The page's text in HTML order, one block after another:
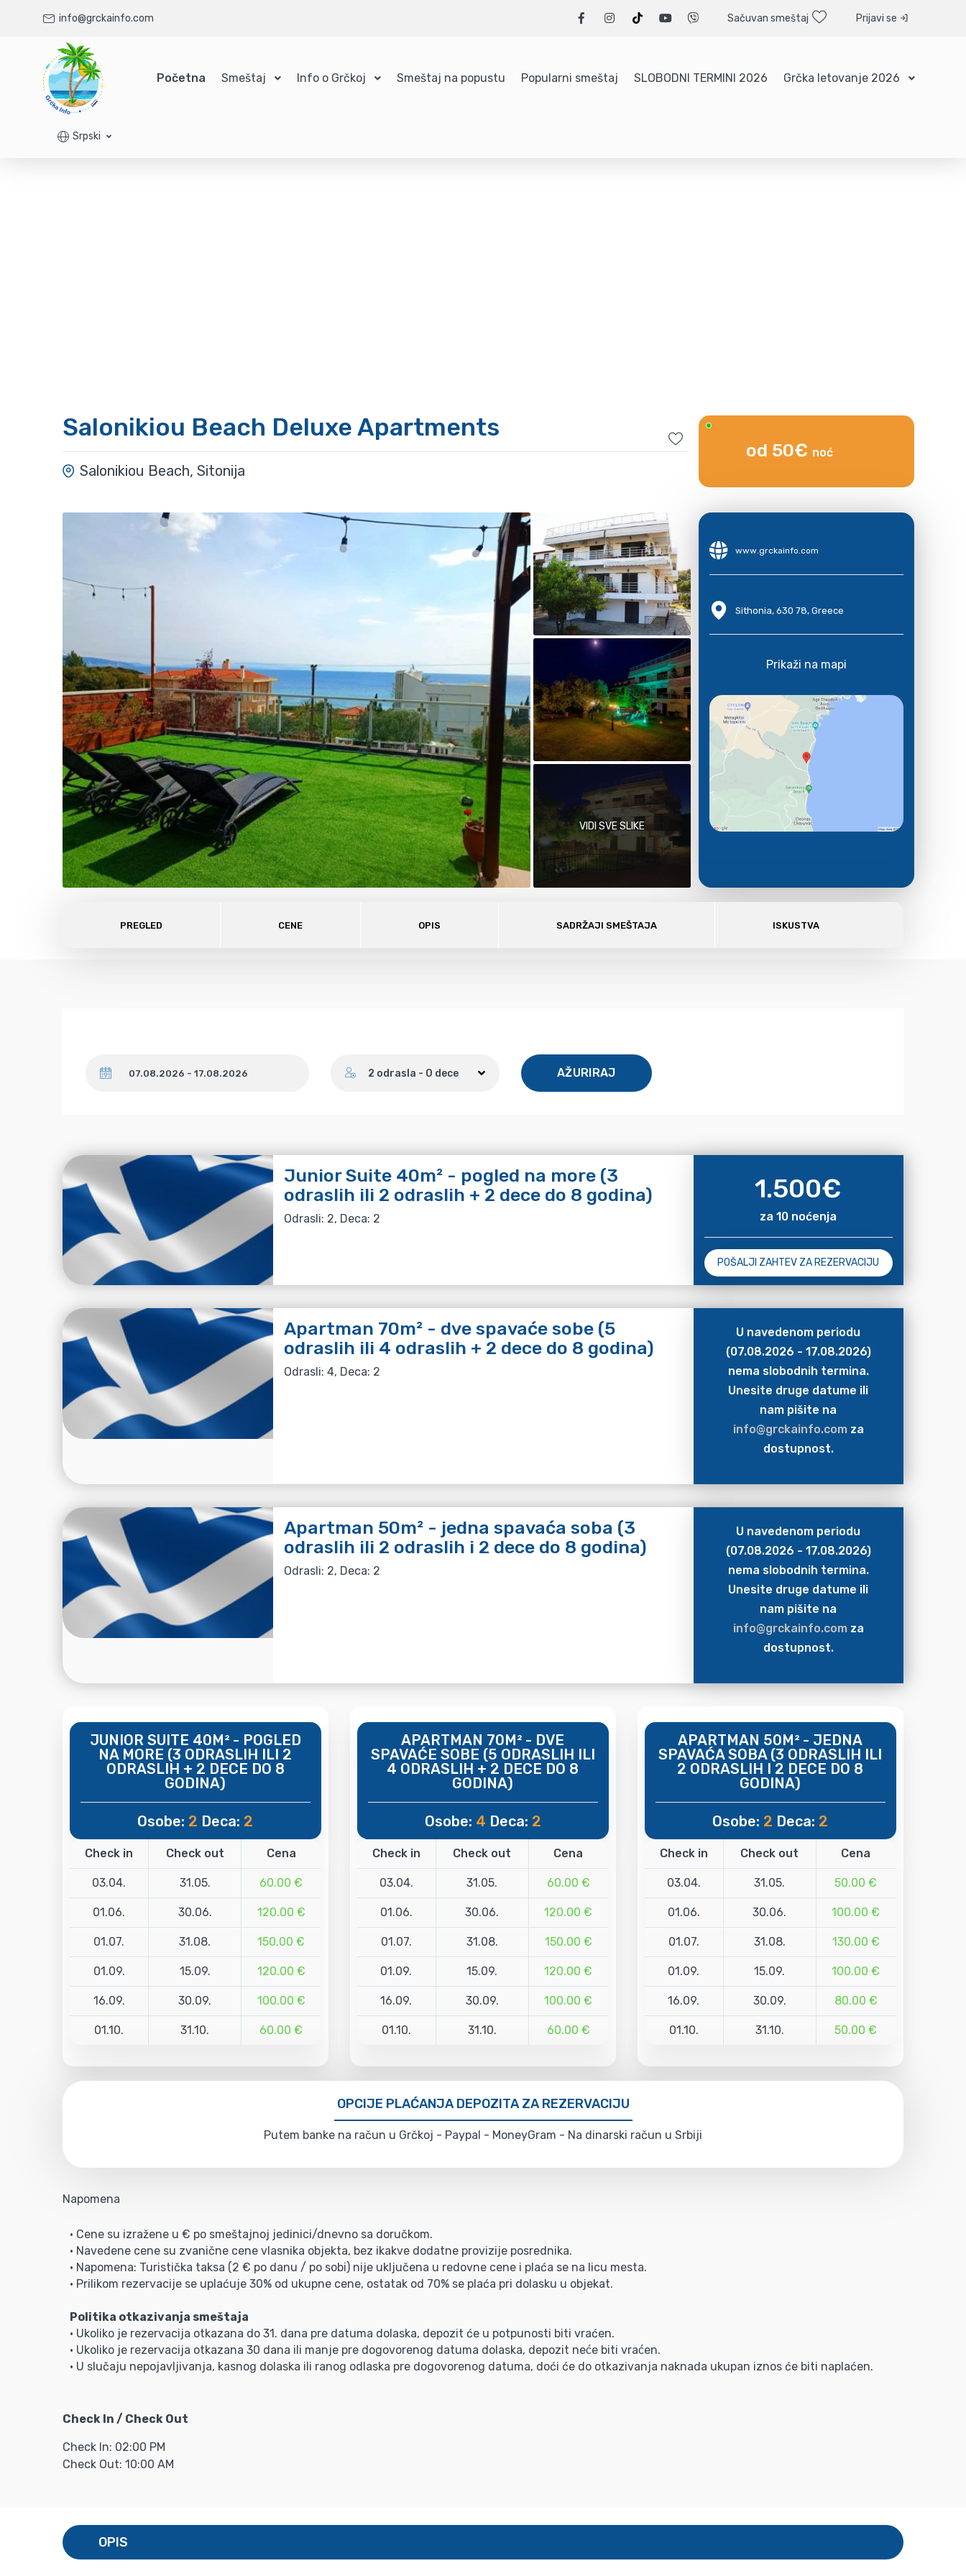
info@grckainfo.com Sačuvan smeštaj Prijavi se
Početna Smeštaj Info o Grčkoj Smeštaj na popustu Popularni smeštaj SLOBODNI TERMINI 2026 Grčka letovanje 2026
Srpski
Salonikiou Beach Deluxe Apartments
Salonikiou Beach, Sitonija
od 50€ noć
VIDI SVE SLIKE
www.grckainfo.com
Sithonia, 630 78, Greece
Prikaži na mapi
PREGLED CENE OPIS SADRŽAJI SMEŠTAJA ISKUSTVA
2 odrasla - 0 dece AŽURIRAJ
Junior Suite 40m² - pogled na more (3
odraslih ili 2 odraslih + 2 dece do 8 godina)
Odrasli: 2, Deca: 2
1.500€
za 10 noćenja
POŠALJI ZAHTEV ZA REZERVACIJU
Apartman 70m² - dve spavaće sobe (5
odraslih ili 4 odraslih + 2 dece do 8 godina)
Odrasli: 4, Deca: 2
U navedenom periodu
(07.08.2026 - 17.08.2026)
nema slobodnih termina.
Unesite druge datume ili
nam pišite na
info@grckainfo.comza
dostupnost.
Apartman 50m² - jedna spavaća soba (3
odraslih ili 2 odraslih i 2 dece do 8 godina)
Odrasli: 2, Deca: 2
U navedenom periodu
(07.08.2026 - 17.08.2026)
nema slobodnih termina.
Unesite druge datume ili
nam pišite na
info@grckainfo.comza
dostupnost.
JUNIOR SUITE 40M² - POGLED
NA MORE (3 ODRASLIH ILI 2
ODRASLIH + 2 DECE DO 8
GODINA)
Osobe: 2 Deca: 2
Check in Check out Cena
03.04. 31.05. 60.00 €
01.06. 30.06. 120.00 €
01.07. 31.08. 150.00 €
01.09. 15.09. 120.00 €
16.09. 30.09. 100.00 €
01.10. 31.10. 60.00 €
APARTMAN 70M² - DVE
SPAVAĆE SOBE (5 ODRASLIH ILI
4 ODRASLIH + 2 DECE DO 8
GODINA)
Osobe: 4 Deca: 2
Check in Check out Cena
03.04. 31.05. 60.00 €
01.06. 30.06. 120.00 €
01.07. 31.08. 150.00 €
01.09. 15.09. 120.00 €
16.09. 30.09. 100.00 €
01.10. 31.10. 60.00 €
APARTMAN 50M² - JEDNA
SPAVAĆA SOBA (3 ODRASLIH ILI
2 ODRASLIH I 2 DECE DO 8
GODINA)
Osobe: 2 Deca: 2
Check in Check out Cena
03.04. 31.05. 50.00 €
01.06. 30.06. 100.00 €
01.07. 31.08. 130.00 €
01.09. 15.09. 100.00 €
16.09. 30.09. 80.00 €
01.10. 31.10. 50.00 €
OPCIJE PLAĆANJA DEPOZITA ZA REZERVACIJU
Putem banke na račun u Grčkoj - Paypal - MoneyGram - Na dinarski račun u Srbiji
Napomena
• Cene su izražene u € po smeštajnoj jedinici/dnevno sa doručkom.
• Navedene cene su zvanične cene vlasnika objekta, bez ikakve dodatne provizije posrednika.
• Napomena: Turistička taksa (2 € po danu / po sobi) nije uključena u redovne cene i plaća se na licu mesta.
• Prilikom rezervacije se uplaćuje 30% od ukupne cene, ostatak od 70% se plaća pri dolasku u objekat.
Politika otkazivanja smeštaja
• Ukoliko je rezervacija otkazana do 31. dana pre datuma dolaska, depozit će u potpunosti biti vraćen.
• Ukoliko je rezervacija otkazana 30 dana ili manje pre dogovorenog datuma dolaska, depozit neće biti vraćen.
• U slučaju nepojavljivanja, kasnog dolaska ili ranog odlaska pre dogovorenog datuma, doći će do otkazivanja naknada ukupan iznos će biti naplaćen.
Check In / Check Out
Check In: 02:00 PM
Check Out: 10:00 AM
OPIS